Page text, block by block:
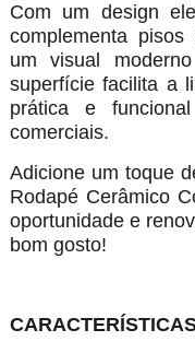
Com um design
complementa
um visual
superfície facilita a
prática e
comerciais.
Adicione um toque
Rodapé Cerâmico
oportunidade e
bom gosto!